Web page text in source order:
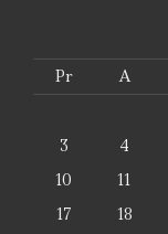
Pr A
3
4
10
11
17
18